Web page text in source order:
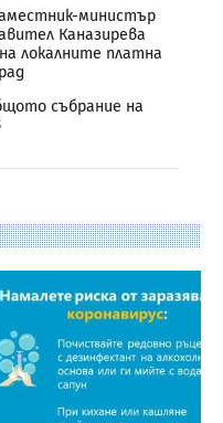
министър
Каназирева
локалните платна
събрание на